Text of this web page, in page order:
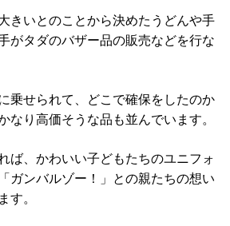
きいとのことから決めたうどんや手
がタダのバザー品の販売などを行な
乗せられて、どこで確保をしたのか
なり高価そうな品も並んでいます。
ば、かわいい子どもたちのユニフォ
ガンバルゾー！」との親たちの想い
す。